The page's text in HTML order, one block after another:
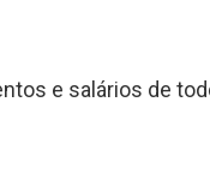
e salários de